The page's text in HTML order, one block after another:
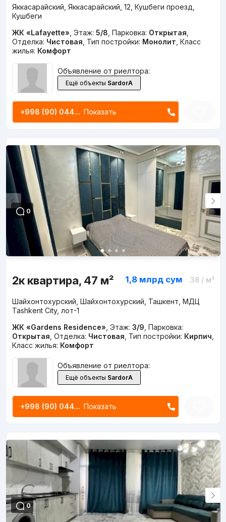
Яккасарайский, Яккасарайский, 12, Кушбеги проезд,
Кушбеги
ЖК «Lafayette» Этаж: 5/8 Парковка: Открытая
Отделка: Чистовая Тип постройки: Монолит Класс
жилья: Комфорт
Объявление от риелтора:
Ещё объекты SardorA
+998 (90) 044... Показать
0
2к квартира, 47 м² 1,8 млрд сум 38 / м²
Шайхонтохурский, Шайхонтохурский, Ташкент, МДЦ
Tashkent City, лот-1
ЖК «Gardens Residence» Этаж: 3/9 Парковка:
Открытая Отделка: Чистовая Тип постройки: Кирпич
Класс жилья: Комфорт
Объявление от риелтора:
Ещё объекты SardorA
+998 (90) 044... Показать
0